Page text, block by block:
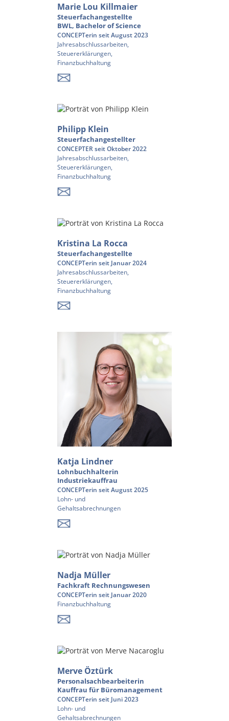
Marie Lou Killmaier
Steuerfachangestellte
BWL, Bachelor of Science
CONCEPTerin seit August 2023
Jahresabschlussarbeiten,
Steuererklärungen,
Finanzbuchhaltung
Philipp Klein
Steuerfachangestellter
CONCEPTER seit Oktober 2022
Jahresabschlussarbeiten,
Steuererklärungen,
Finanzbuchhaltung
Kristina La Rocca
Steuerfachangestellte
CONCEPTerin seit Januar 2024
Jahresabschlussarbeiten,
Steuererklärungen,
Finanzbuchhaltung
Katja Lindner
Lohnbuchhalterin
Industriekauffrau
CONCEPTerin seit August 2025
Lohn- und
Gehaltsabrechnungen
Nadja Müller
Fachkraft Rechnungswesen
CONCEPTerin seit Januar 2020
Finanzbuchhaltung
Merve Öztürk
Personalsachbearbeiterin
Kauffrau für Büromanagement
CONCEPTerin seit Juni 2023
Lohn- und
Gehaltsabrechnungen